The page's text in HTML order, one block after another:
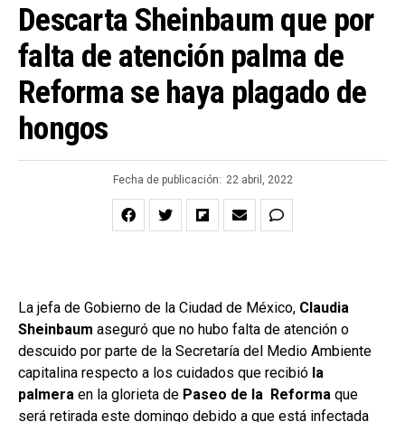
Descarta Sheinbaum que por
falta de atención palma de
Reforma se haya plagado de
hongos
Fecha de publicación: 22 abril, 2022
La jefa de Gobierno de la Ciudad de México, Claudia
Sheinbaum aseguró que no hubo falta de atención o
descuido por parte de la Secretaría del Medio Ambiente
capitalina respecto a los cuidados que recibió la
palmera en la glorieta de Paseo de la Reforma que
será retirada este domingo debido a que está infectada